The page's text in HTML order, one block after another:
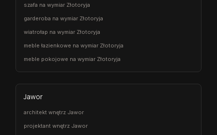
szafa na wymiar Złotoryja
garderoba na wymiar Złotoryja
wiatrołap na wymiar Złotoryja
meble łazienkowe na wymiar Złotoryja
meble pokojowe na wymiar Złotoryja
Jawor
architekt wnętrz Jawor
projektant wnętrz Jawor